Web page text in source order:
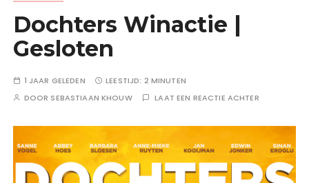
Dochters Winactie |
Gesloten
1 JAAR GELEDEN LEESTIJD: 2 MINUTEN
DOOR SEBASTIAAN KHOUW LAAT EEN REACTIE ACHTER